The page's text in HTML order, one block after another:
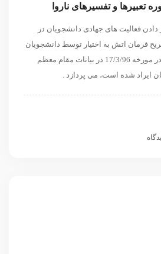
تعبیرها و تفسیرهای ناروا
دادن فعالیت های جهادی دانشجویان در
فرمان اتش به اختیار توسط دانشجویان
در محیط های فرهنگی که در مورخه 17/3/96 در بیانات مقام معظم
ایراد شده است، می پردازد .